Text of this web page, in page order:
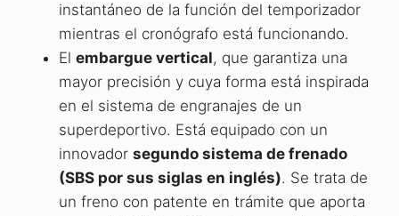
instantáneo de la función del temporizador
mientras el cronógrafo está funcionando.
El embargue vertical, que garantiza una
mayor precisión y cuya forma está inspirada
en el sistema de engranajes de un
superdeportivo. Está equipado con un
innovador segundo sistema de frenado
(SBS por sus siglas en inglés). Se trata de
un freno con patente en trámite que aporta